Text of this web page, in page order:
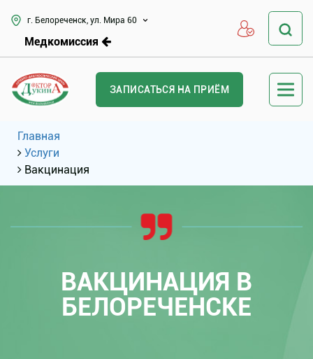
г. Белореченск, ул. Мира 60
Медкомиссия
ЗАПИСАТЬСЯ НА ПРИЁМ
Главная
Услуги
Вакцинация
ВАКЦИНАЦИЯ В
БЕЛОРЕЧЕНСКЕ